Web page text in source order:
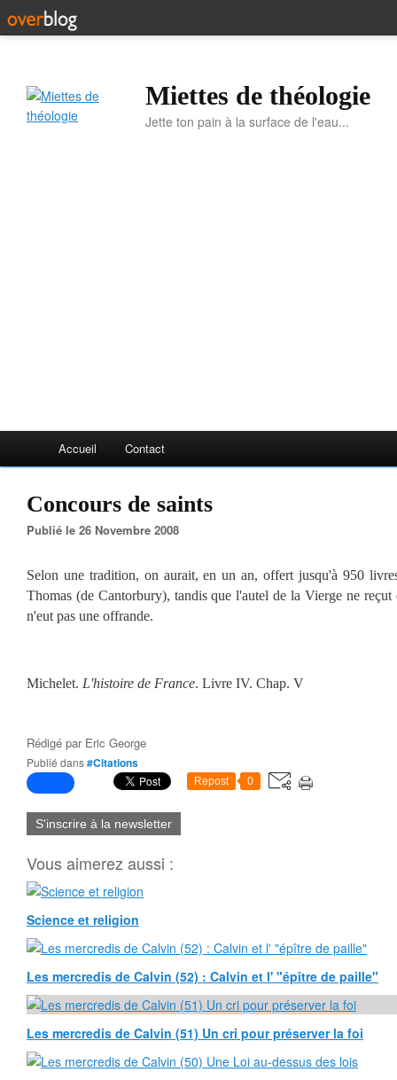
Miettes de théologie
Jette ton pain à la surface de l'eau...
Accueil Contact
Concours de saints
Publié le 26 Novembre 2008
Selon une tradition, on aurait, en un an, offert jusqu'à 950
Thomas (de Cantorbury), tandis que l'autel de la Vierge ne
n'eut pas une offrande.
Michelet. L'histoire de France. Livre IV. Chap. V
Rédigé par Eric George
Publié dans#Citations
Repost 0
S'inscrire à la newsletter
Vous aimerez aussi :
Science et religion
Les mercredis de Calvin (52) : Calvin et l' "épître de paille"
Les mercredis de Calvin (51) Un cri pour préserver la foi